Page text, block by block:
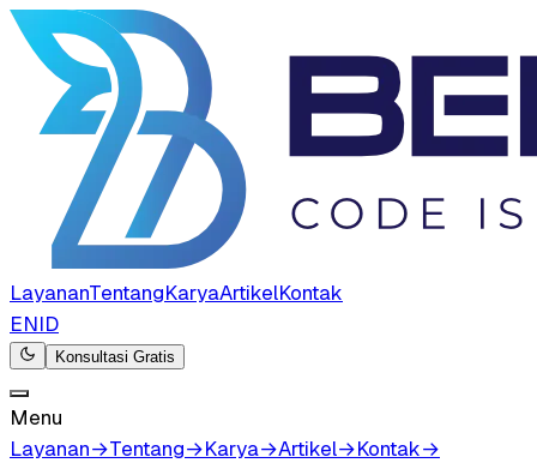
LayananTentangKaryaArtikelKontak
ENID
Konsultasi Gratis
Menu
Layanan→Tentang→Karya→Artikel→Kontak→